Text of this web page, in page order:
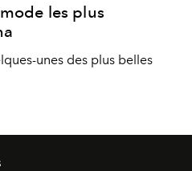
les plus
unes des plus belles